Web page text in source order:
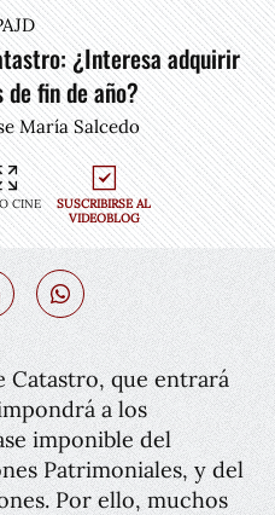
¿Interesa adquirir
fin de año?
María Salcedo
CINE
SUSCRIBIRSE AL
VIDEOBLOG
Catastro, que entrará
a los
imponible del
Patrimoniales, y del
Por ello, muchos